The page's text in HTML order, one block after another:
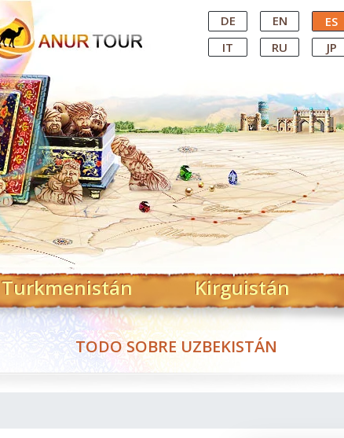
Central Asian Tour Operator DE EN ES
IT
RU JP
Turkmenistán Kirguistán
TODO SOBRE UZBEKISTÁN